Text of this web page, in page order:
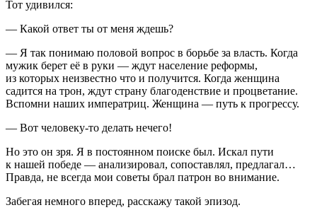
Тот удивился:
— Какой ответ ты от меня ждешь?
— Я так понимаю половой вопрос в борьбе за власть. Когда
мужик берет её в руки — ждут население реформы,
из которых неизвестно что и получится. Когда женщина
садится на трон, ждут страну благоденствие и процветание.
Вспомни наших императриц. Женщина — путь к прогрессу.
— Вот человеку-то делать нечего!
Но это он зря. Я в постоянном поиске был. Искал пути
к нашей победе — анализировал, сопоставлял, предлагал…
Правда, не всегда мои советы брал патрон во внимание.
Забегая немного вперед, расскажу такой эпизод.